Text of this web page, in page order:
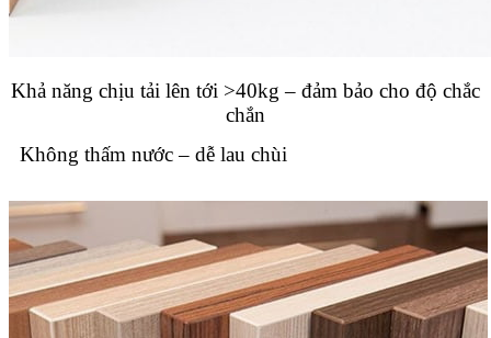
Khả năng chịu tải lên tới >40kg – đảm bảo cho độ chắc
chắn
Không thấm nước – dễ lau chùi